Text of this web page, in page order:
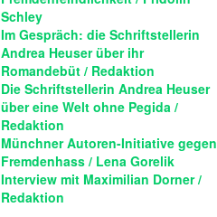
Schley
Im Gespräch: die Schriftstellerin
Andrea Heuser über ihr
Romandebüt / Redaktion
Die Schriftstellerin Andrea Heuser
über eine Welt ohne Pegida /
Redaktion
Münchner Autoren-Initiative gegen
Fremdenhass / Lena Gorelik
Interview mit Maximilian Dorner /
Redaktion